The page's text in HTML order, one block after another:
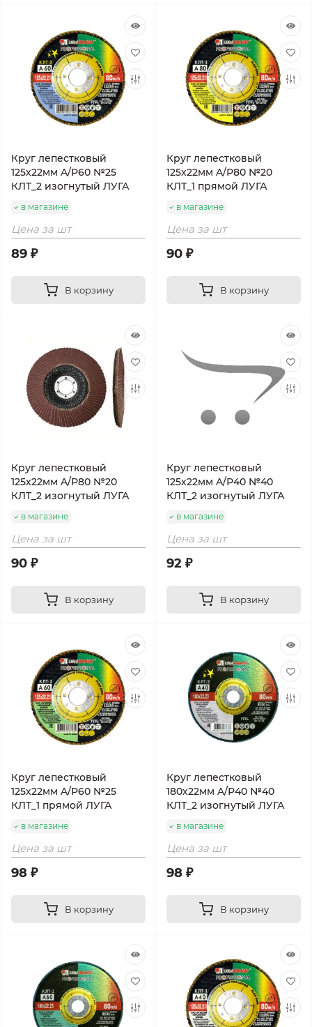
Круг лепестковый
125х22мм A/Р60 №25
КЛТ_2 изогнутый ЛУГА
в магазине
Цена за шт
89 ₽
В корзину
Круг лепестковый
125х22мм A/Р80 №20
КЛТ_1 прямой ЛУГА
в магазине
Цена за шт
90 ₽
В корзину
Круг лепестковый
125х22мм A/Р80 №20
КЛТ_2 изогнутый ЛУГА
в магазине
Цена за шт
90 ₽
В корзину
Круг лепестковый
125х22мм A/Р40 №40
КЛТ_2 изогнутый ЛУГА
в магазине
Цена за шт
92 ₽
В корзину
Круг лепестковый
125х22мм A/Р60 №25
КЛТ_1 прямой ЛУГА
в магазине
Цена за шт
98 ₽
В корзину
Круг лепестковый
180х22мм A/Р40 №40
КЛТ_2 изогнутый ЛУГА
в магазине
Цена за шт
98 ₽
В корзину